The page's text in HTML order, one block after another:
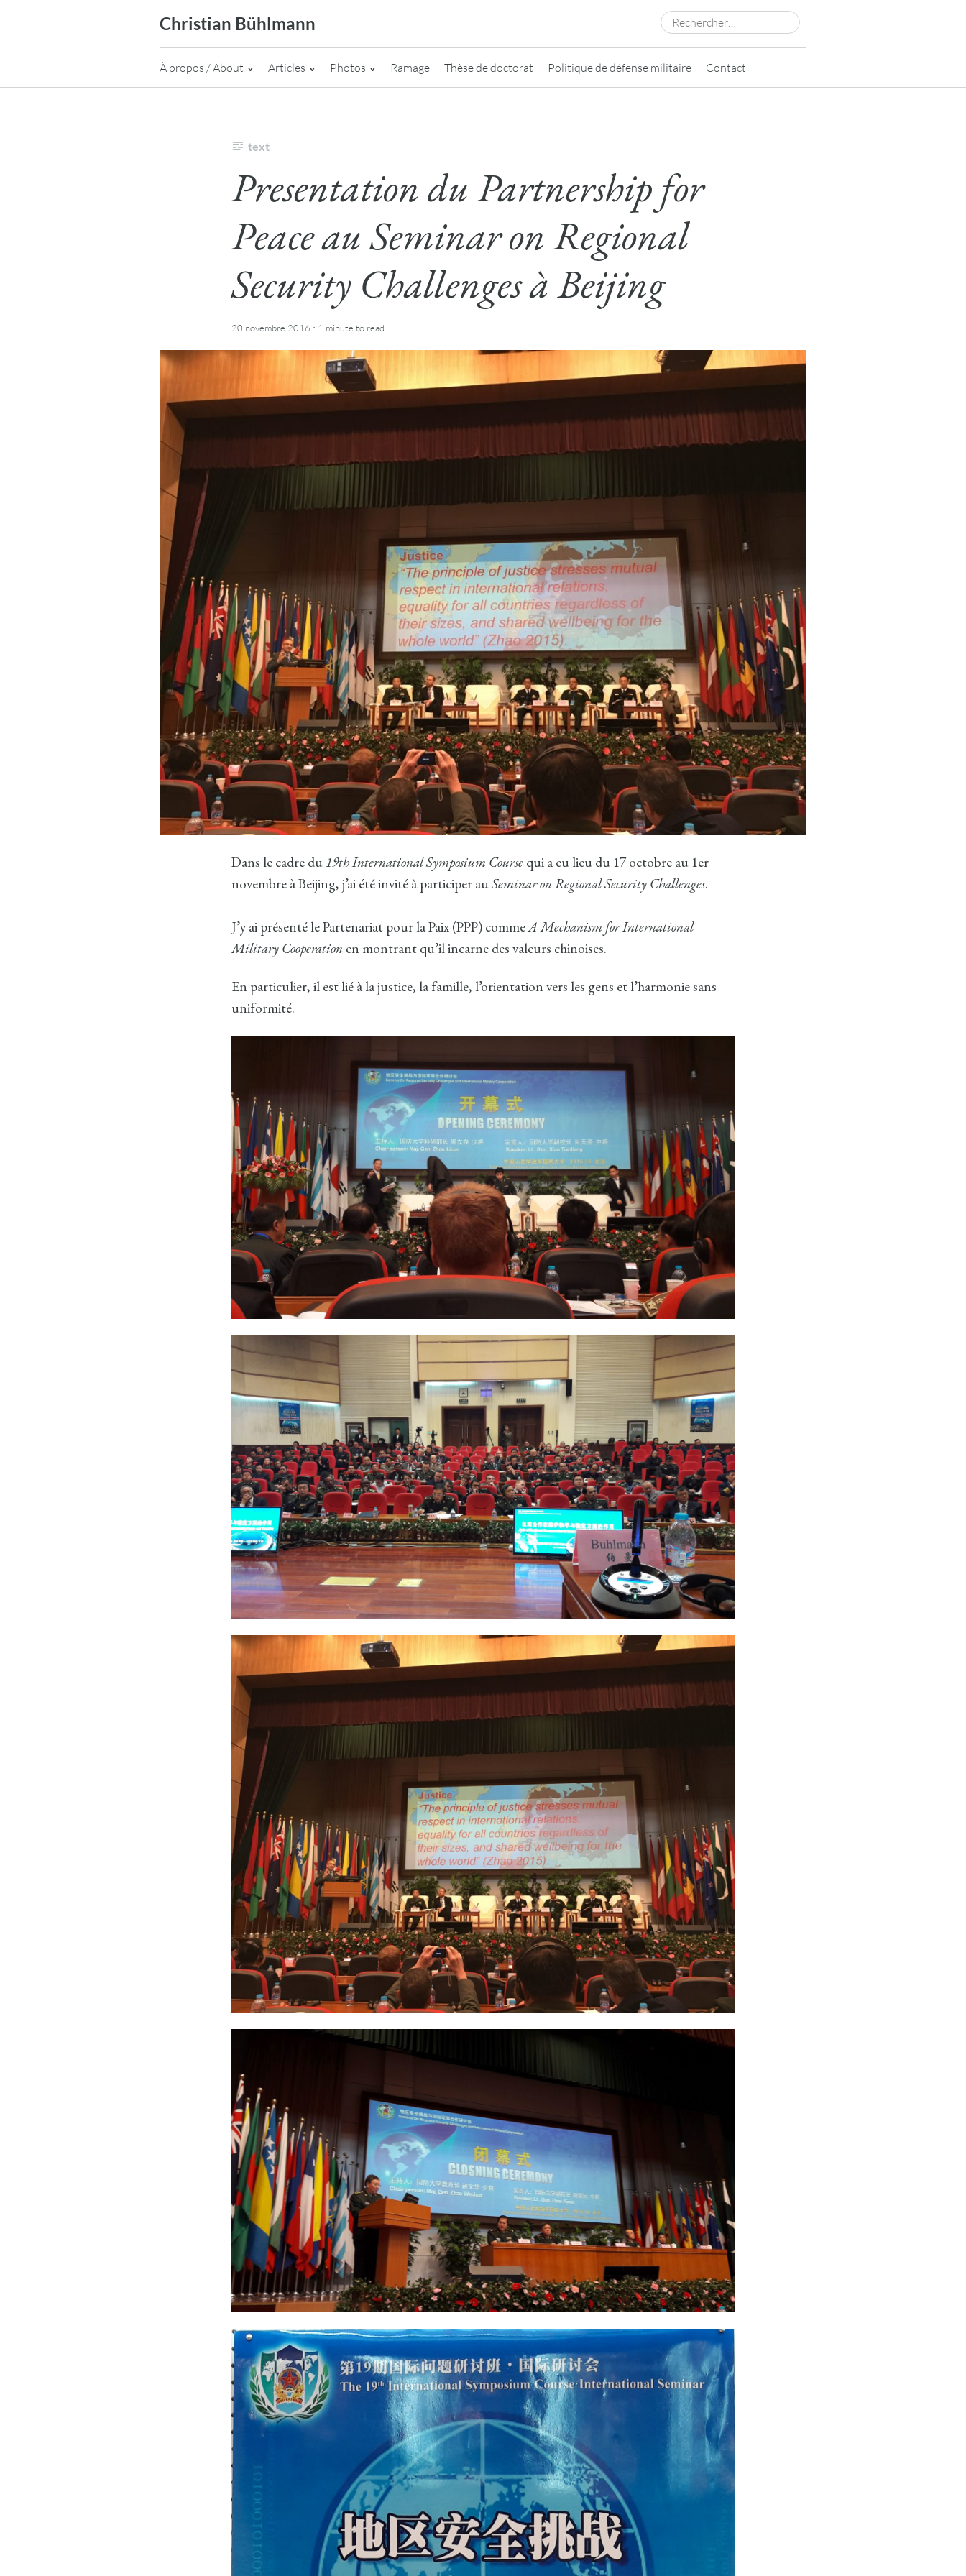
Christian Bühlmann Rechercher :
À propos / About Articles Photos Ramage Thèse de doctorat Politique de défense militaire Contact
text
Presentation du Partnership for
Peace au Seminar on Regional
Security Challenges à Beijing
20 novembre 2016 · 1 minute to read
Dans le cadre du 19th International Symposium Course qui a eu lieu du 17 octobre au 1er
novembre à Beijing, j’ai été invité à participer auSeminar on Regional Security Challenges.
J’y ai présenté le Partenariat pour la Paix (PPP) commeA Mechanism for International
Military Cooperation en montrant qu’il incarne des valeurs chinoises.
En particulier, il est lié à la justice, la famille, l’orientation vers les gens et l’harmonie sans
uniformité.